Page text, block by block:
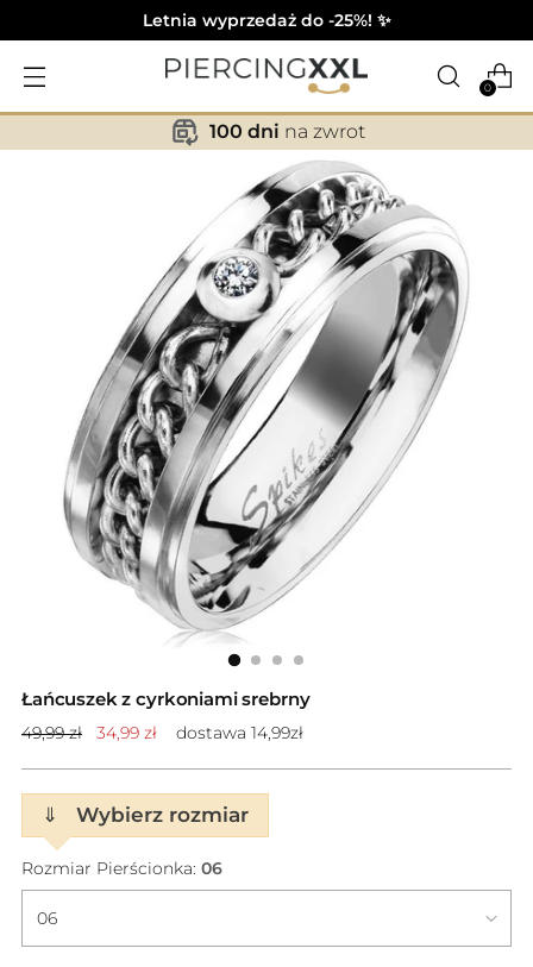
Letnia wyprzedaż do -25%! ✨
0
✕
100 dni na zwrot
Łańcuszek z cyrkoniami srebrny
Cena
49,99 zł 34,99 zł dostawa 14,99zł
⇓ Wybierz rozmiar
Rozmiar Pierścionka: 06